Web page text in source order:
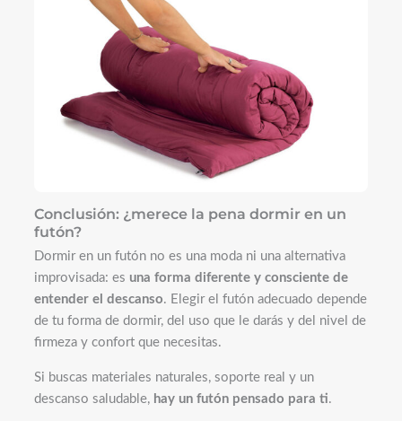
Conclusión: ¿merece la pena dormir en un
futón?
Dormir en un futón no es una moda ni una alternativa
improvisada: es una forma diferente y consciente de
entender el descanso. Elegir el futón adecuado depende
de tu forma de dormir, del uso que le darás y del nivel de
firmeza y confort que necesitas.
Si buscas materiales naturales, soporte real y un
descanso saludable, hay un futón pensado para ti.